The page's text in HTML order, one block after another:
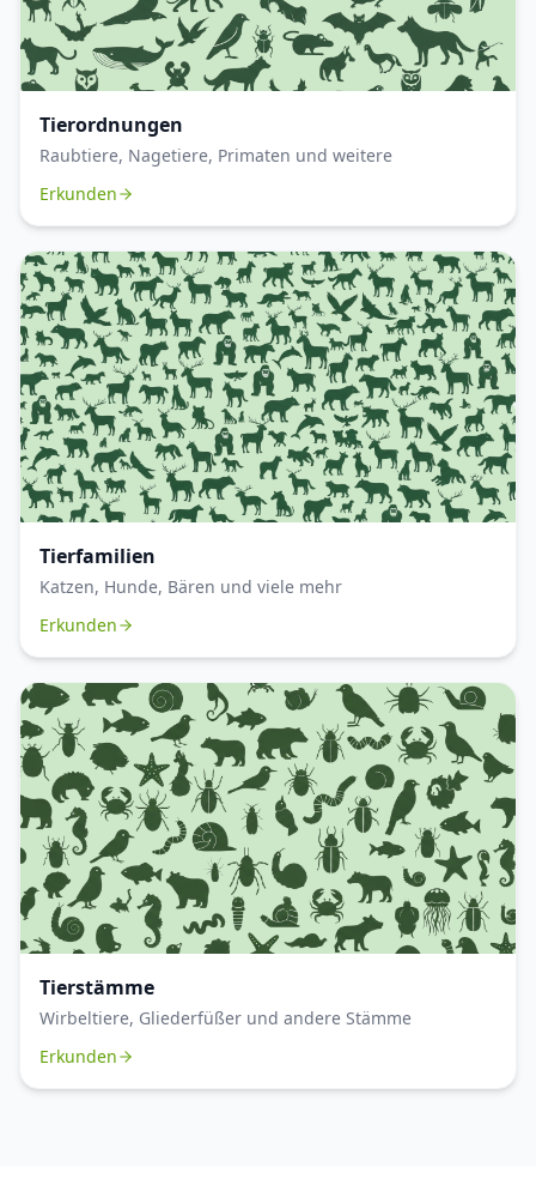
Tierordnungen
Raubtiere, Nagetiere, Primaten und weitere
Erkunden
Tierfamilien
Katzen, Hunde, Bären und viele mehr
Erkunden
Tierstämme
Wirbeltiere, Gliederfüßer und andere Stämme
Erkunden